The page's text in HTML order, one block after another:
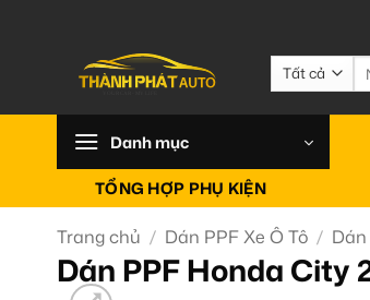
Danh mục
TỔNG HỢP PHỤ KIỆN
Trang chủ / Dán PPF Xe Ô Tô /
Dán PPF Honda City